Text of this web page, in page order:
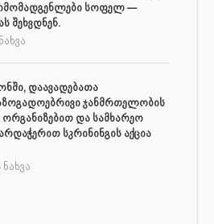
სოფელ —
შეხვდნენ.
დაავადებათა
ჯანმრთელობის
და სამხარეო
სკრინინგის აქცია
ნახვა